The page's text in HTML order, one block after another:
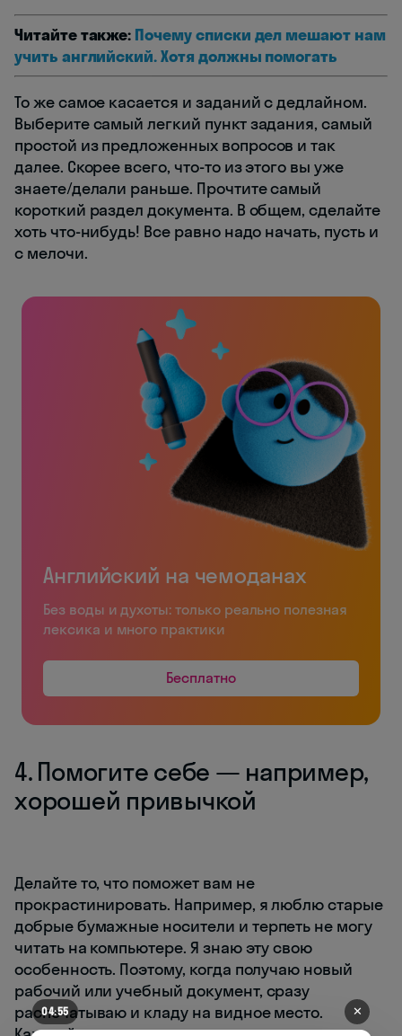
Читайте также: Почему списки дел мешают нам
учить английский. Хотя должны помогать
То же самое касается и заданий с дедлайном.
Выберите самый легкий пункт задания, самый
простой из предложенных вопросов и так
далее. Скорее всего, что-то из этого вы уже
знаете/делали раньше. Прочтите самый
короткий раздел документа. В общем, сделайте
хоть что-нибудь! Все равно надо начать, пусть и
с мелочи.
Английский на чемоданах
Без воды и духоты: только реально полезная
лексика и много практики
Бесплатно
4. Помогите себе — например,
хорошей привычкой
Делайте то, что поможет вам не
прокрастинировать. Например, я люблю старые
добрые бумажные носители и терпеть не могу
читать на компьютере. Я знаю эту свою
особенность. Поэтому, когда получаю новый
рабочий или учебный документ, сразу
распечатываю и кладу на видное место.
04:52 ✕